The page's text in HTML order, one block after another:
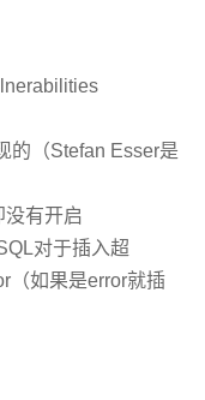
的（Stefan Esser是
没有开启
对于插入超
（如果是error就插